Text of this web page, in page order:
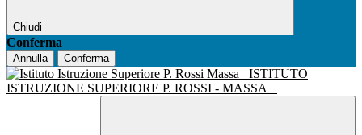
Chiudi
Conferma
Annulla Conferma
ISTITUTO
ISTRUZIONE SUPERIORE P. ROSSI - MASSA